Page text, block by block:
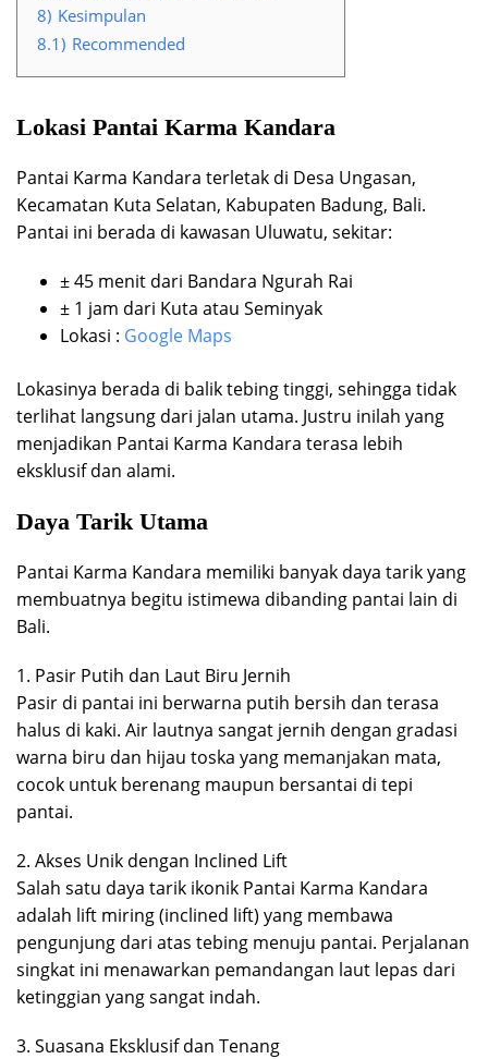
8) Kesimpulan
8.1) Recommended
Lokasi Pantai Karma Kandara
Pantai Karma Kandara terletak di Desa Ungasan,
Kecamatan Kuta Selatan, Kabupaten Badung, Bali.
Pantai ini berada di kawasan Uluwatu, sekitar:
± 45 menit dari Bandara Ngurah Rai
± 1 jam dari Kuta atau Seminyak
Lokasi : Google Maps
Lokasinya berada di balik tebing tinggi, sehingga tidak
terlihat langsung dari jalan utama. Justru inilah yang
menjadikan Pantai Karma Kandara terasa lebih
eksklusif dan alami.
Daya Tarik Utama
Pantai Karma Kandara memiliki banyak daya tarik yang
membuatnya begitu istimewa dibanding pantai lain di
Bali.
1. Pasir Putih dan Laut Biru Jernih
Pasir di pantai ini berwarna putih bersih dan terasa
halus di kaki. Air lautnya sangat jernih dengan gradasi
warna biru dan hijau toska yang memanjakan mata,
cocok untuk berenang maupun bersantai di tepi
pantai.
2. Akses Unik dengan Inclined Lift
Salah satu daya tarik ikonik Pantai Karma Kandara
adalah lift miring (inclined lift) yang membawa
pengunjung dari atas tebing menuju pantai. Perjalanan
singkat ini menawarkan pemandangan laut lepas dari
ketinggian yang sangat indah.
3. Suasana Eksklusif dan Tenang